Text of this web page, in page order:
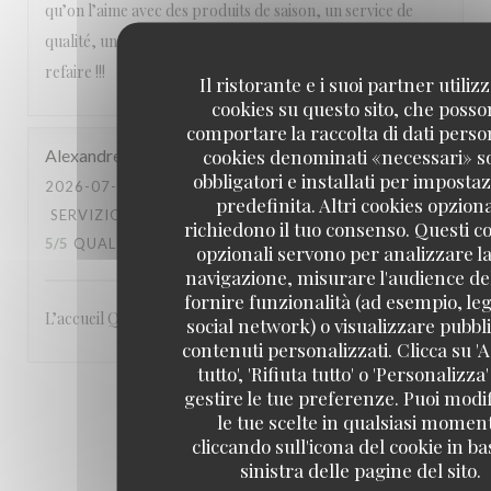
Il ristorante e i suoi partner
cookies su questo sito, che
comportare la raccolta di dati
cookies denominati «necessari»
obbligatori e installati per
predefinita. Altri cookies
richiedono il tuo consenso. Questi
opzionali servono per analizzare
navigazione, misurare l'audience
fornire funzionalità (ad esempio,
social network) o visualizzare
contenuti personalizzati. Clicca su
tutto', 'Rifiuta tutto' o
gestire le tue preferenze. Puoi
le tue scelte in qualsiasi
cliccando sull'icona del cookie in
sinistra delle pagine del sito.
qu’on l’aime avec des produits de saison, un service de
qualité, une équipe attentionnée, un cadre magnifique. A
refaire !!!
Alexandre
2026-07-23
- 19:00 - OSPITI 3
SERVIZIO
ATMOSFERA: 5/5 CUCINA :
5/5 QUALITÀ / PREZZO
L’accueil Qualité du service Le site: en bord de Seine
1 2 3